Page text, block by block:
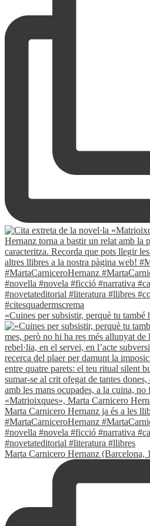
«Cuines per subsistir, perquè tu també
Marta Carnicero Hernanz (Barcelona,